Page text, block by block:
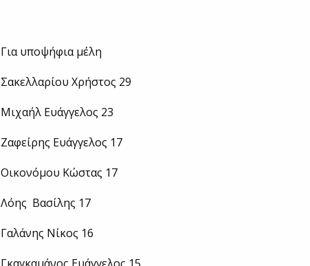
Για υποψήφια μέλη
Σακελλαρίου Χρήστος 29
Μιχαήλ Ευάγγελος 23
Ζαφείρης Ευάγγελος 17
Οικονόμου Κώστας 17
Λόης Βασίλης 17
Γαλάνης Νίκος 16